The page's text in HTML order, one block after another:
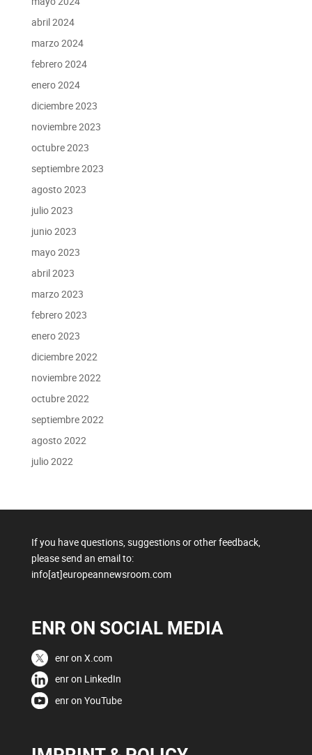
abril 2024
marzo 2024
febrero 2024
enero 2024
diciembre 2023
noviembre 2023
octubre 2023
septiembre 2023
agosto 2023
julio 2023
junio 2023
mayo 2023
abril 2023
marzo 2023
febrero 2023
enero 2023
diciembre 2022
noviembre 2022
octubre 2022
septiembre 2022
agosto 2022
julio 2022
If you have questions, suggestions or other feedback,
please send an email to:
info[at]europeannewsroom.com
ENR ON SOCIAL MEDIA
enr on X.com
enr on LinkedIn
enr on YouTube